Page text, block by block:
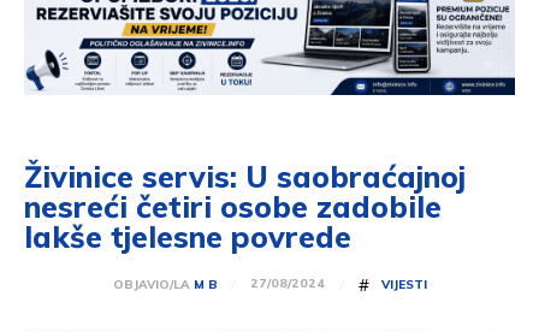
Živinice servis: U saobraćajnoj
nesreći četiri osobe zadobile
lakše tjelesne povrede
OBJAVIO/LA M B 27/08/2024 # VIJESTI